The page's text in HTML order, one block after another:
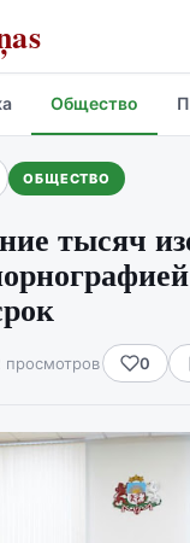
Общество
ОБЩЕСТВО
тысяч
просмотров 0